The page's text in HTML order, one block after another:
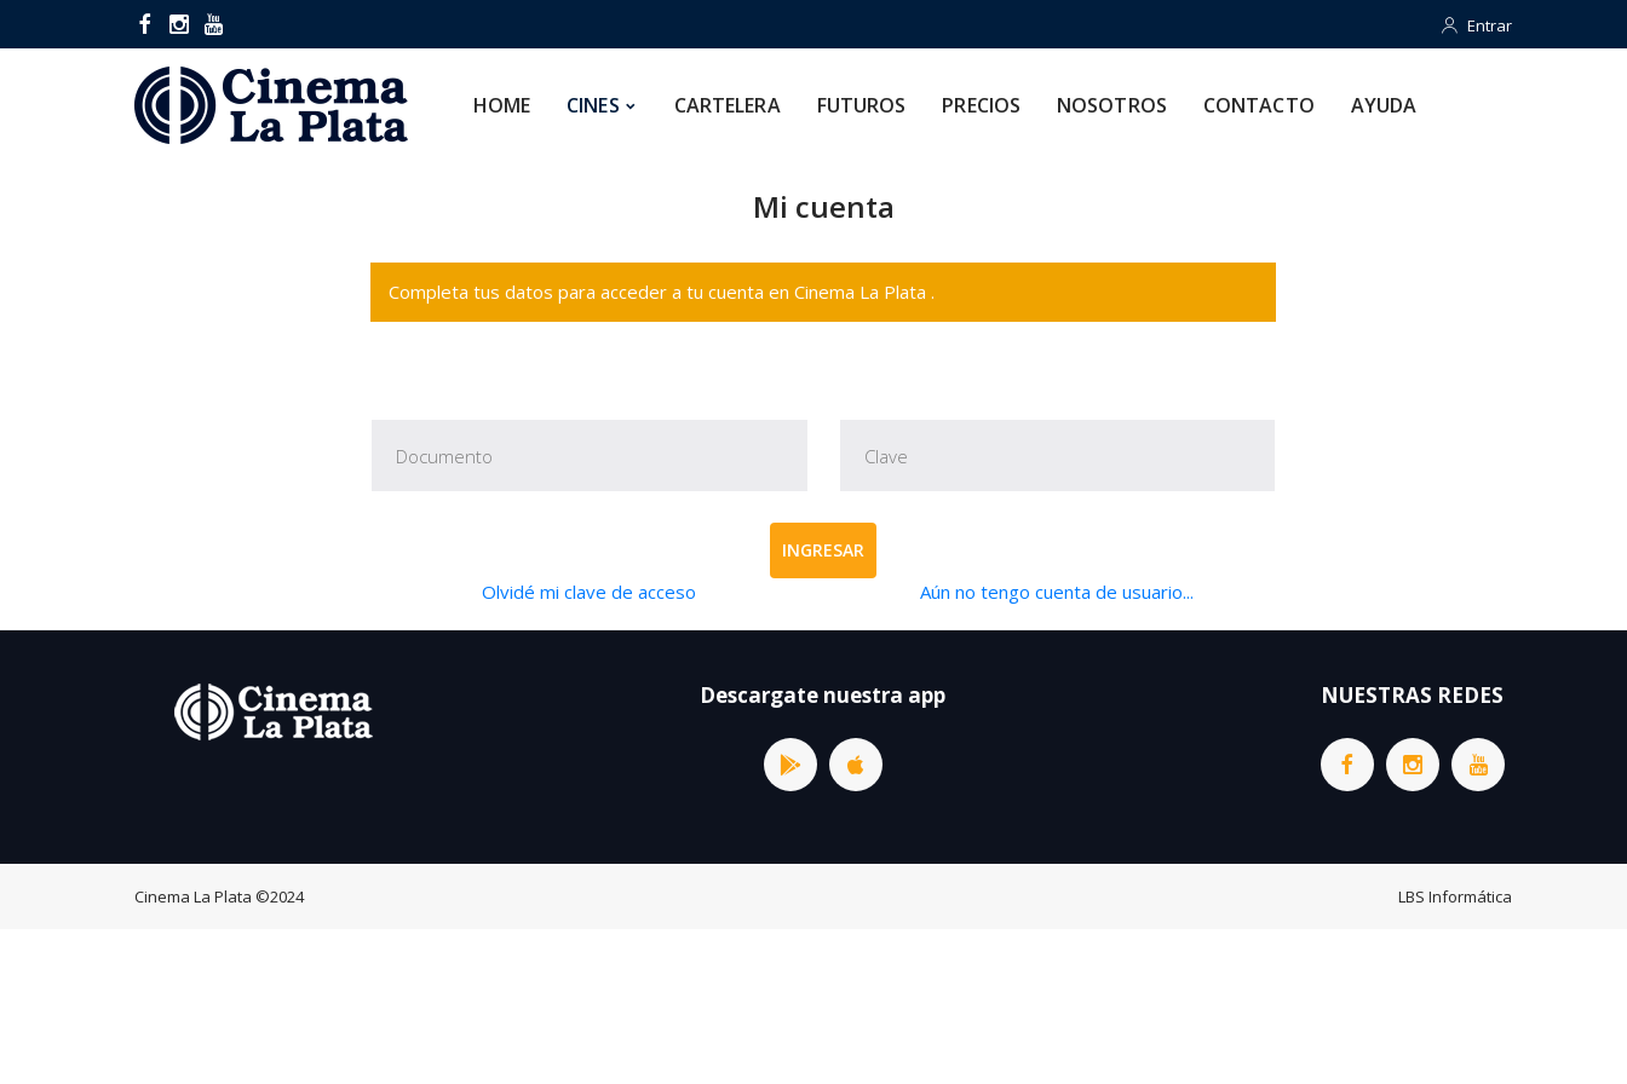
Entrar
Entrar
HOME CINES CARTELERA FUTUROS PRECIOS NOSOTROS CONTACTO AYUDA
Mi cuenta
Completa tus datos para acceder a tu cuenta en Cinema La Plata .
INGRESAR
Olvidé mi clave de acceso Aún no tengo cuenta de usuario...
Descargate nuestra app NUESTRAS REDES
Cinema La Plata ©2024 LBS Informática